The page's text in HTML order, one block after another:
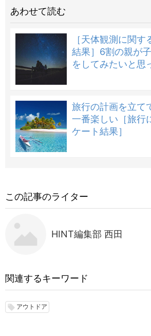
あわせて読む
［天体観測に関す
結果］6割の親が
をしてみたいと思
旅行の計画を立て
一番楽しい［旅行
ケート結果］
この記事のライター
HINT編集部 西田
関連するキーワード
local_offer アウトドア